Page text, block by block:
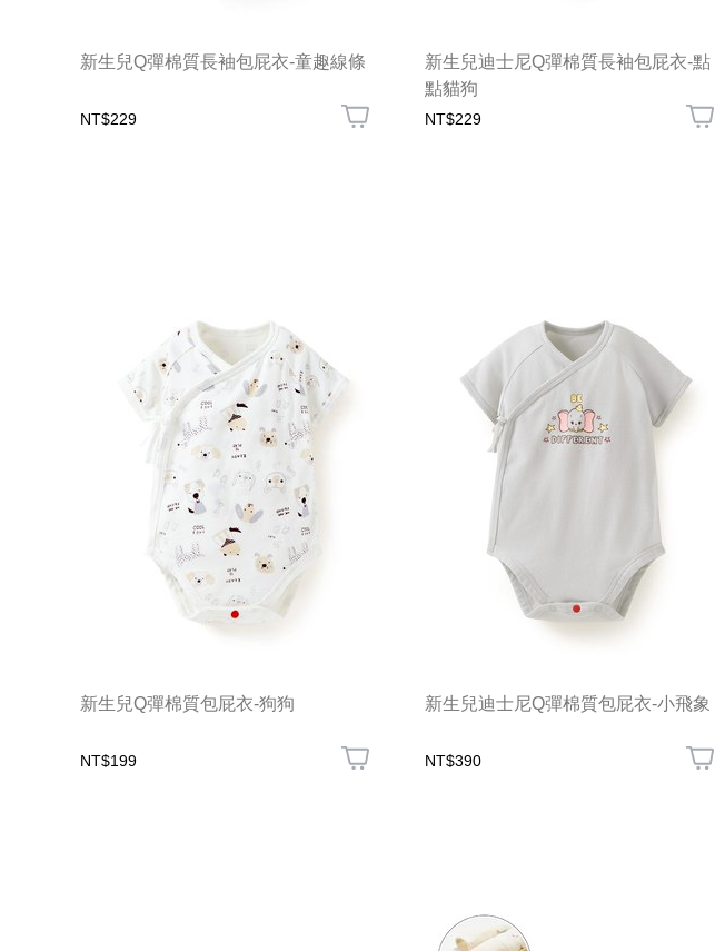
新生兒Q彈棉質長袖包屁衣-童趣線條
NT$229
新生兒迪士尼Q彈棉質長袖包屁衣-點
點貓狗
NT$229
新生兒Q彈棉質包屁衣-狗狗
NT$199
新生兒迪士尼Q彈棉質包屁衣-小飛象
NT$390